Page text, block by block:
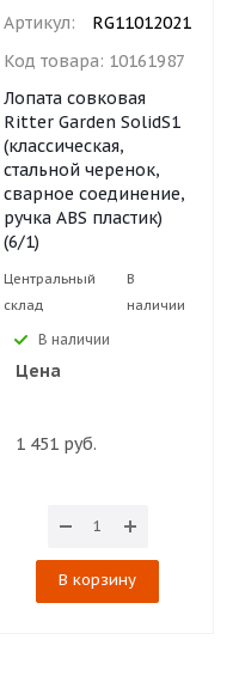
Артикул:
RG11012021
Код товара: 10161987
Лопата совковая
Ritter Garden SolidS1
(классическая,
стальной черенок,
сварное соединение,
ручка ABS пластик)
(6/1)
Центральный
склад
В
наличии
В наличии
Цена
1 451 руб.
В корзину